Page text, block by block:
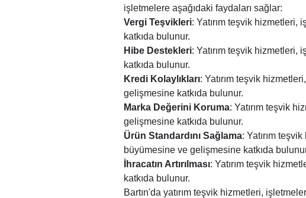
işletmelere aşağıdaki faydaları sağlar:
Vergi Teşvikleri: Yatırım teşvik
katkıda bulunur.
Hibe Destekleri: Yatırım teşvik
katkıda bulunur.
Kredi Kolaylıkları: Yatırım teşvik
gelişmesine katkıda bulunur.
Marka Değerini Koruma: Yatırım teşvik
gelişmesine katkıda bulunur.
Ürün Standardını Sağlama: Yatırım
büyümesine ve gelişmesine katkıda
İhracatın Artırılması: Yatırım teşvik
katkıda bulunur.
Bartın'da yatırım teşvik hizmetleri,